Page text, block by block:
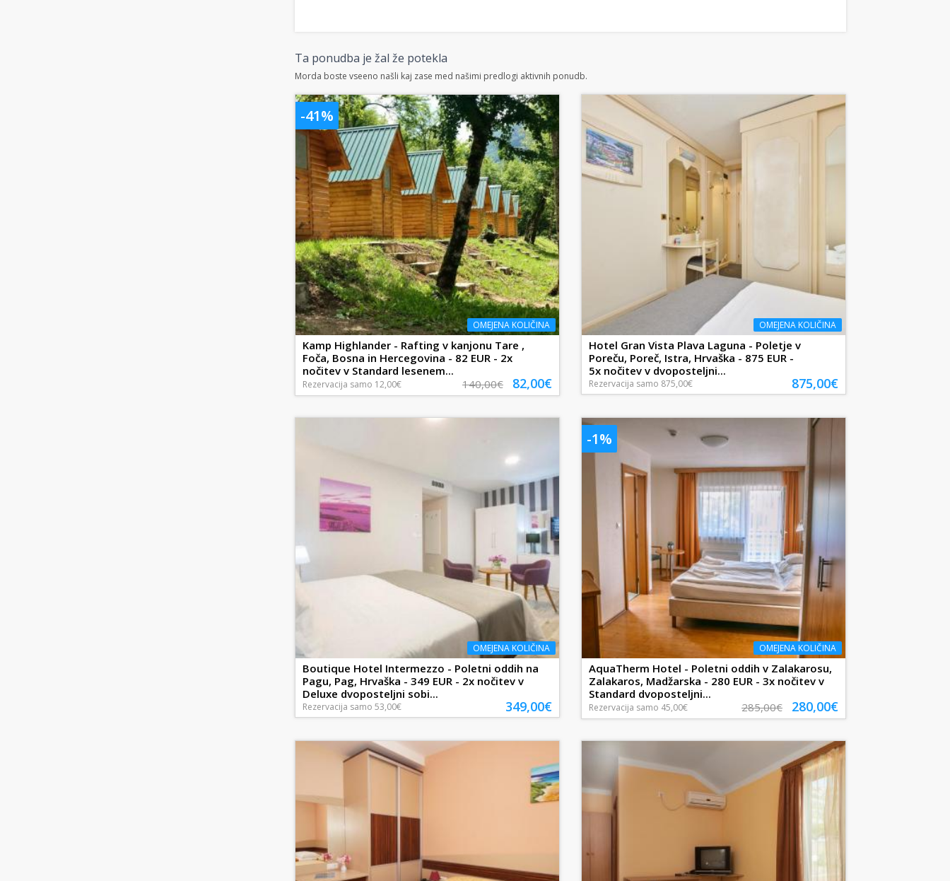
Ta ponudba je žal že potekla
Morda boste vseeno našli kaj zase med našimi predlogi aktivnih ponudb.
-41%
OMEJENA KOLIČINA
Kamp Highlander - Rafting v kanjonu Tare ,
Foča, Bosna in Hercegovina - 82 EUR - 2x
nočitev v Standard lesenem...
Rezervacija samo 12,00€ 140,00€ 82,00€
OMEJENA KOLIČINA
Hotel Gran Vista Plava Laguna - Poletje v
Poreču, Poreč, Istra, Hrvaška - 875 EUR -
5x nočitev v dvoposteljni...
Rezervacija samo 875,00€ 875,00€
OMEJENA KOLIČINA
Boutique Hotel Intermezzo - Poletni oddih na
Pagu, Pag, Hrvaška - 349 EUR - 2x nočitev v
Deluxe dvoposteljni sobi...
Rezervacija samo 53,00€ 349,00€
-1%
OMEJENA KOLIČINA
AquaTherm Hotel - Poletni oddih v Zalakarosu,
Zalakaros, Madžarska - 280 EUR - 3x nočitev v
Standard dvoposteljni...
Rezervacija samo 45,00€ 285,00€ 280,00€